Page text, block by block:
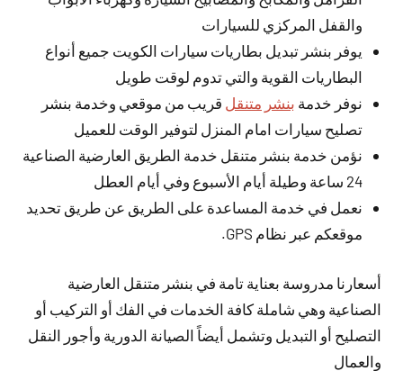
والقفل المركزي للسيارات
يوفر بنشر تبديل بطاريات سيارات الكويت جميع أنواع
البطاريات القوية والتي تدوم لوقت طويل
نوفر خدمة بنشر متنقل قريب من موقعي وخدمة بنشر
تصليح سيارات امام المنزل لتوفير الوقت للعميل
نؤمن خدمة بنشر متنقل خدمة الطريق العارضية الصناعية
24 ساعة وطيلة أيام الأسبوع وفي أيام العطل
نعمل في خدمة المساعدة على الطريق عن طريق تحديد
موقعكم عبر نظام GPS.
أسعارنا مدروسة بعناية تامة في بنشر متنقل العارضية
الصناعية وهي شاملة كافة الخدمات في الفك أو التركيب أو
التصليح أو التبديل وتشمل أيضاً الصيانة الدورية وأجور النقل
والعمال